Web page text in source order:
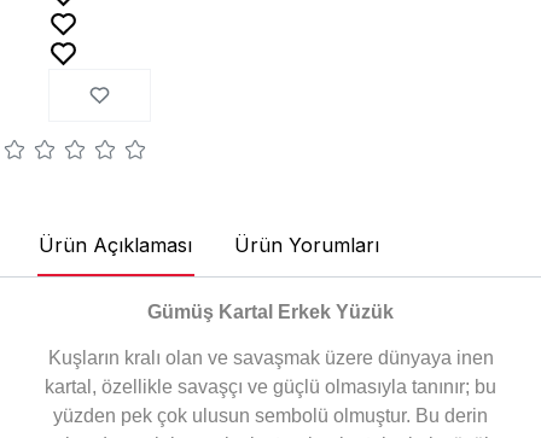
Ürün Açıklaması Ürün Yorumları
Gümüş Kartal Erkek Yüzük
Kuşların kralı olan ve savaşmak üzere dünyaya inen
kartal, özellikle savaşçı ve güçlü olmasıyla tanınır; bu
yüzden pek çok ulusun sembolü olmuştur. Bu derin